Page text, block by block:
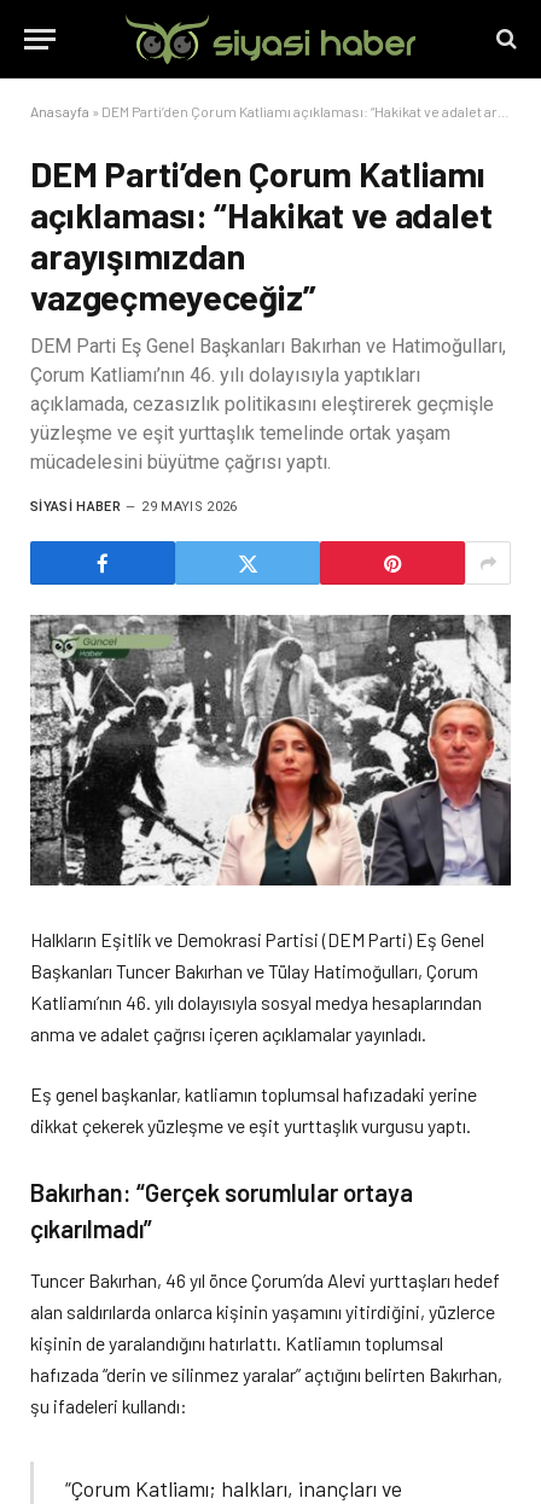
Anasayfa » DEM Parti’den Çorum Katliamı açıklaması: “Hakikat ve adalet arayışımızdan vazgeçmeyeceğiz”
DEM Parti’den Çorum Katliamı
açıklaması: “Hakikat ve adalet
arayışımızdan
vazgeçmeyeceğiz”
DEM Parti Eş Genel Başkanları Bakırhan ve Hatimoğulları,
Çorum Katliamı’nın 46. yılı dolayısıyla yaptıkları
açıklamada, cezasızlık politikasını eleştirerek geçmişle
yüzleşme ve eşit yurttaşlık temelinde ortak yaşam
mücadelesini büyütme çağrısı yaptı.
SIYASI HABER 29 MAYIS 2026
Halkların Eşitlik ve Demokrasi Partisi (DEM Parti) Eş Genel
Başkanları Tuncer Bakırhan ve Tülay Hatimoğulları, Çorum
Katliamı’nın 46. yılı dolayısıyla sosyal medya hesaplarından
anma ve adalet çağrısı içeren açıklamalar yayınladı.
Eş genel başkanlar, katliamın toplumsal hafızadaki yerine
dikkat çekerek yüzleşme ve eşit yurttaşlık vurgusu yaptı.
Bakırhan: “Gerçek sorumlular ortaya
çıkarılmadı”
Tuncer Bakırhan, 46 yıl önce Çorum’da Alevi yurttaşları hedef
alan saldırılarda onlarca kişinin yaşamını yitirdiğini, yüzlerce
kişinin de yaralandığını hatırlattı. Katliamın toplumsal
hafızada “derin ve silinmez yaralar” açtığını belirten Bakırhan,
şu ifadeleri kullandı:
“Çorum Katliamı; halkları, inançları ve